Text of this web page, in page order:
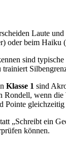
Laute
oder beim Haiku
sind
Klasse 1 sind
wenn
Pointe
„Schreibt ein
können.